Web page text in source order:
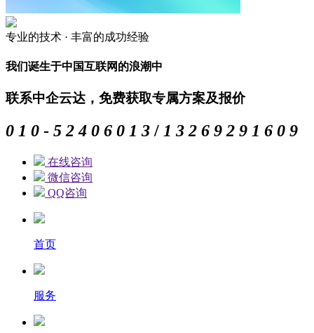
专业的技术 · 丰富的成功经验
我们诞生于中国互联网的浪潮中
联系中企云达，免费获取专属方案及报价
0 1 0 - 5 2 4 0 6 0 1 3 / 1 3 2 6 9 2 9 1 6 0 9
在线咨询
微信咨询
QQ咨询
首页
服务